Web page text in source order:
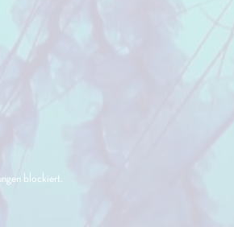
blockiert.